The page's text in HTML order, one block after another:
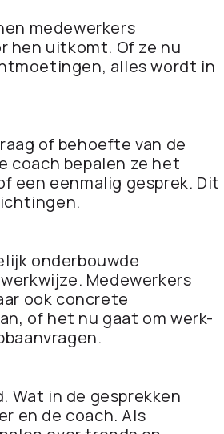
medewerkers
hen uitkomt. Of ze nu
alles wordt in
of behoefte van de
coach bepalen ze het
een eenmalig gesprek. Dit
onderbouwde
Medewerkers
ook concrete
of het nu gaat om werk-
Wat in de gesprekken
en de coach. Als